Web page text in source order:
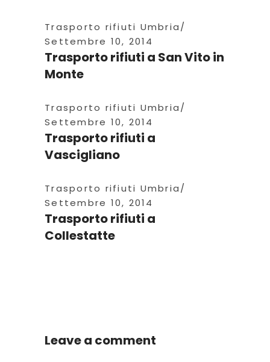
Trasporto rifiuti Umbria
Settembre 10, 2014
Trasporto rifiuti a San Vito in
Monte
Trasporto rifiuti Umbria
Settembre 10, 2014
Trasporto rifiuti a
Vascigliano
Trasporto rifiuti Umbria
Settembre 10, 2014
Trasporto rifiuti a
Collestatte
Leave a comment